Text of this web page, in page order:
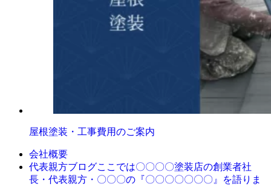
屋根塗装・工事費用のご案内
会社概要
代表親方ブログここでは〇〇〇〇塗装店の創業者社
長・代表親方・〇〇〇の『〇〇〇〇〇〇〇』を語りま